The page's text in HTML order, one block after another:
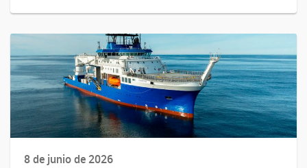
8 de junio de 2026